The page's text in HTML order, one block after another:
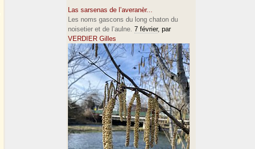
Las sarsenas de l’averanèr...
Les noms gascons du long chaton du
noisetier et de l’aulne. 7 février, par
VERDIER Gilles